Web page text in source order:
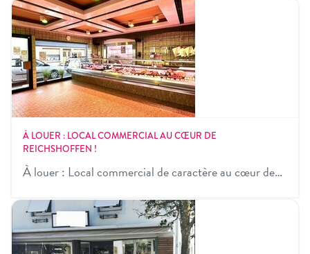
À LOUER : LOCAL COMMERCIAL AU CŒUR DE
REICHSHOFFEN !
À louer : Local commercial de caractère au cœur de…